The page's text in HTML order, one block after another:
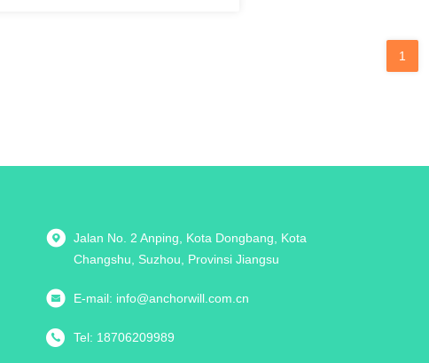
1
Jalan No. 2 Anping, Kota Dongbang, Kota
Changshu, Suzhou, Provinsi Jiangsu
E-mail: info@anchorwill.com.cn
Tel: 18706209989